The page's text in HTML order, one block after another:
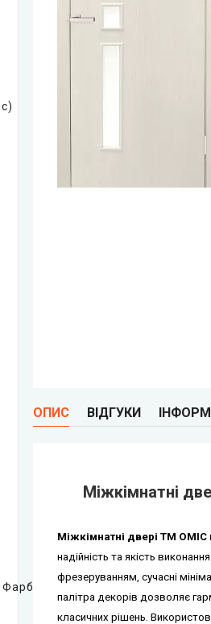
ОПИС ВІДГУКИ
Mіжкімнатні
Mіжкімнатні двері ТМ
надійність та якість
фрезеруванням, сучасні
палітра декорів дозволяє
класичних рішень.